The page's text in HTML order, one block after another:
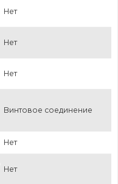
Нет
Нет
Нет
Винтовое соединение
Нет
Нет